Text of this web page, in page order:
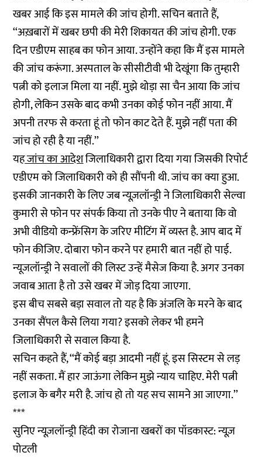
खबर आई कि इस मामले की जांच होगी. सचिन बताते हैं,
‘‘अख़बारों में खबर छपी की मेरी शिकायत की जांच होगी. एक
दिन एडीएम साहब का फोन आया. उन्होंने कहा कि मैं इस मामले
की जांच करूंगा. अस्पताल के सीसीटीवी भी देखूंगा कि तुम्हारी
पत्नी को इलाज मिला या नहीं. मुझे थोड़ा सा चैन आया कि जांच
होगी, लेकिन उसके बाद कभी उनका कोई फोन नहीं आया. मैं
अपनी तरफ से करता हूं तो फोन काट देते हैं. मुझे नहीं पता की
जांच हो रही है या नहीं.’’
यहजांच का आदेशजिलाधिकारी द्वारा दिया गया जिसकी रिपोर्ट
एडीएम को जिलाधिकारी को ही सौंपनी थी. जांच का क्या हुआ.
इसकी जानकारी के लिए जब न्यूज़लॉन्ड्री ने जिलाधिकारी सेल्वा
कुमारी से फोन पर संपर्क किया तो उनके पीए ने बताया कि वो
अभी वीडियो कन्फ्रेंसिग के जरिए मीटिंग में व्यस्त है. आप बाद में
फोन कीजिए. दोबारा फोन करने पर हमारी बात नहीं हो पाई.
न्यूजलॉन्ड्री ने सवालों की लिस्ट उन्हें मैसेज किया है. अगर उनका
जवाब आता है तो उसे खबर में जोड़ दिया जाएगा.
इस बीच सबसे बड़ा सवाल तो यह है कि अंजलि के मरने के बाद
उनका सैंपल कैसे लिया गया? इसको लेकर भी हमने
जिलाधिकारी से सवाल किया है.
सचिन कहते हैं, ‘‘मैं कोई बड़ा आदमी नहीं हूं. इस सिस्टम से लड़
नहीं सकता. मैं हार जाऊंगा लेकिन मुझे न्याय चाहिए. मेरी पत्नी
इलाज के बगैर मरी है. जांच हो तो यह सच सामने आ जाएगा.’’
***
सुनिए न्यूज़लॉन्ड्री हिंदी का रोजाना खबरों का पॉडकास्ट: न्यूज़
पोटली